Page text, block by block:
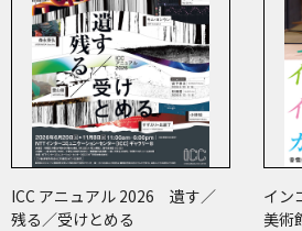
ICC アニュアル 2026 遺す／
残る／受けとめる
イン
美術